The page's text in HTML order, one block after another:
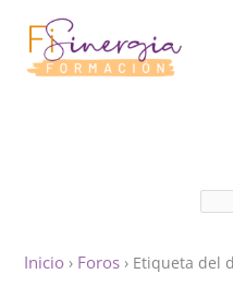
contenido
Inicio › Foros › Etiqueta del